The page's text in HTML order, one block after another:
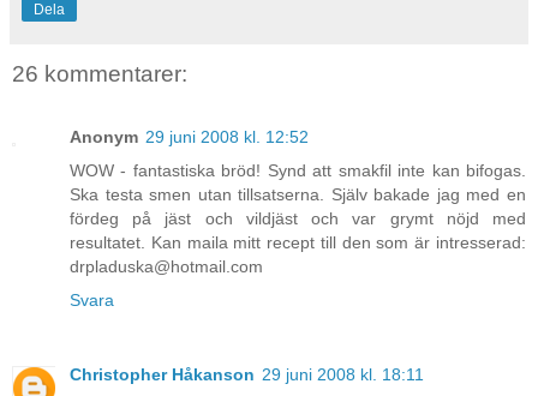
Dela
26 kommentarer:
Anonym 29 juni 2008 kl. 12:52
WOW - fantastiska bröd! Synd att smakfil inte kan bifogas.
Ska testa smen utan tillsatserna. Själv bakade jag med en
fördeg på jäst och vildjäst och var grymt nöjd med
resultatet. Kan maila mitt recept till den som är intresserad:
drpladuska@hotmail.com
Svara
Christopher Håkanson 29 juni 2008 kl. 18:11